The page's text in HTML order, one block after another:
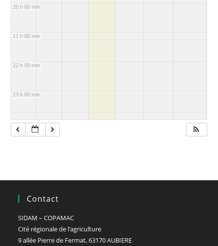
20 h 00 min
21 h 00 min
22 h 00 min
23 h 00 min
Contact
SIDAM – COPAMAC
Cité régionale de l’agriculture
9 allée Pierre de Fermat, 63170 AUBIERE